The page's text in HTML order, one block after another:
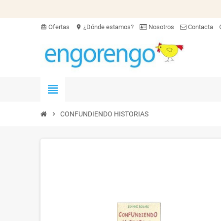
card_giftcard Ofertas location_on ¿Dónde estamos? Nosotros Contacta
view_headline
chevron_right CONFUNDIENDO HISTORIAS